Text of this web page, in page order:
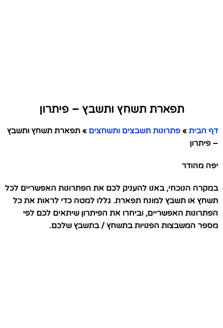
תפארת תשחץ ותשבץ – פיתרון
דף הבית » פתרונות תשבצים ותשחצים » תפארת תשחץ ותשבץ
– פיתרון
יפה מהודר
במקרה הנוכחי, באנו להעניק לכם את הפתרונות האפשריים לכל
תשחץ או תשבץ למונח תפארת. גללו למטה כדי לראות את כל
הפתרונות האפשריים, וביחרו את הפיתרון שיתאים לכם לפי
מספר המשבצות הפנויות בתשחץ / בתשבץ שלכם.